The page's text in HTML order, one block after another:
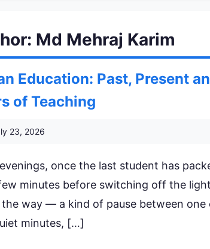
Md Mehraj Karim
Education: Past, Present
of Teaching
23, 2026
once the last student has
minutes before switching off the
way — a kind of pause between one
minutes, […]